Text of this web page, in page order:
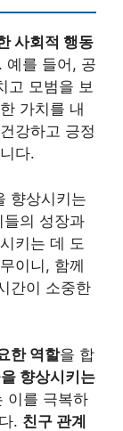
사회적 행동
예를 들어, 공
고 모범을 보
가치를 내
강하고 긍정
다.
향상시키는
의 성장과
키는 데 도
이니, 함께
간이 소중한
한 역할을 합
향상시키는
이를 극복하
. 친구 관계